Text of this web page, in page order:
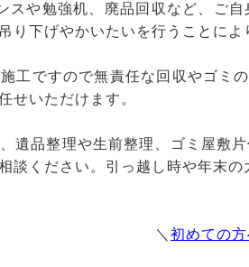
スや勉強机、廃品回収など、ご
り下げやかいたいを行うことに
工ですので無責任な回収やゴミ
せいただけます。
遺品整理や生前整理、ゴミ屋敷
談ください。引っ越し時や年末
＼ 初めての方